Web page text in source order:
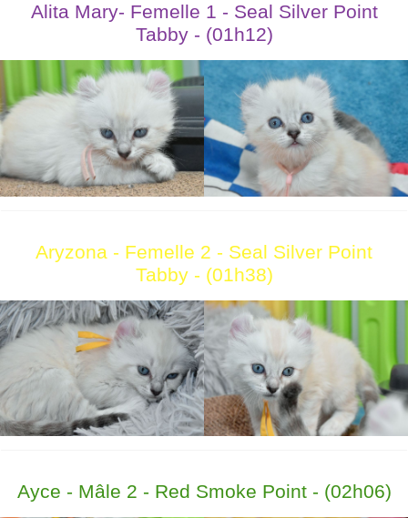
Alita Mary- Femelle 1 - Seal Silver Point
Tabby - (01h12)
Aryzona - Femelle 2 - Seal Silver Point
Tabby - (01h38)
Ayce - Mâle 2 - Red Smoke Point - (02h06)